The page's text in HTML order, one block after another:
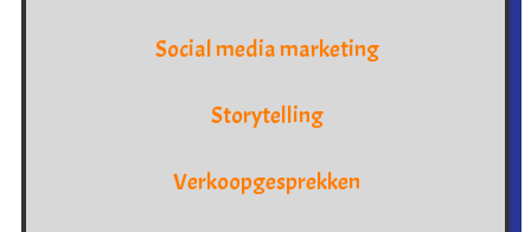
Social media marketing
Storytelling
Verkoopgesprekken